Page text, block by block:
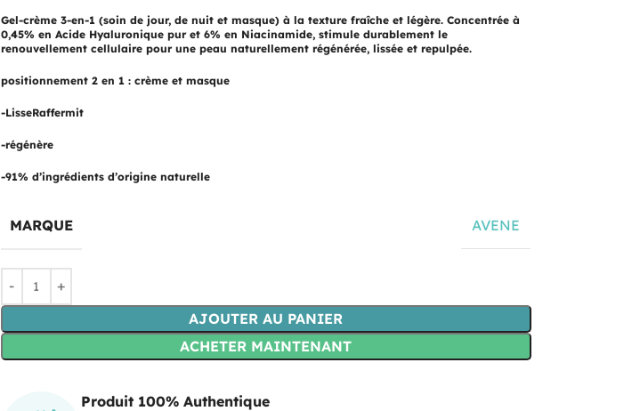
Gel-crème 3-en-1 (soin de jour, de nuit et masque) à la texture fraîche et légère. Concentrée à
0,45% en Acide Hyaluronique pur et 6% en Niacinamide, stimule durablement le
renouvellement cellulaire pour une peau naturellement régénérée, lissée et repulpée.
positionnement 2 en 1 : crème et masque
-LisseRaffermit
-régénère
-91% d’ingrédients d’origine naturelle
MARQUE AVENE
AJOUTER AU PANIER
ACHETER MAINTENANT
Produit 100% Authentique